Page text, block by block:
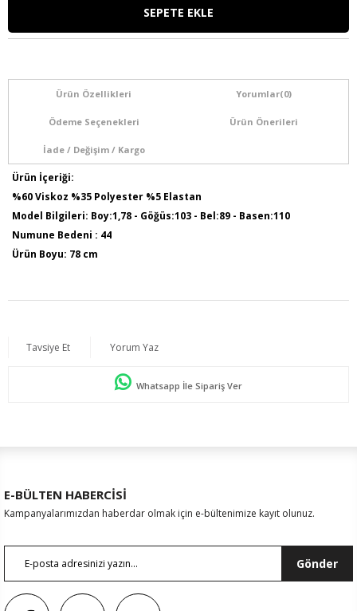
Ürün Özellikleri Yorumlar(0)
Ödeme Seçenekleri Ürün Önerileri
İade / Değişim / Kargo
Ürün İçeriği:
%60 Viskoz %35 Polyester %5 Elastan
Model Bilgileri: Boy:1,78 - Göğüs:103 - Bel:89 - Basen:110
Numune Bedeni : 44
Ürün Boyu: 78 cm
Tavsiye Et Yorum Yaz
Whatsapp İle Sipariş Ver
E-BÜLTEN HABERCİSİ
Kampanyalarımızdan haberdar olmak için e-bültenimize kayıt olunuz.
Gönder